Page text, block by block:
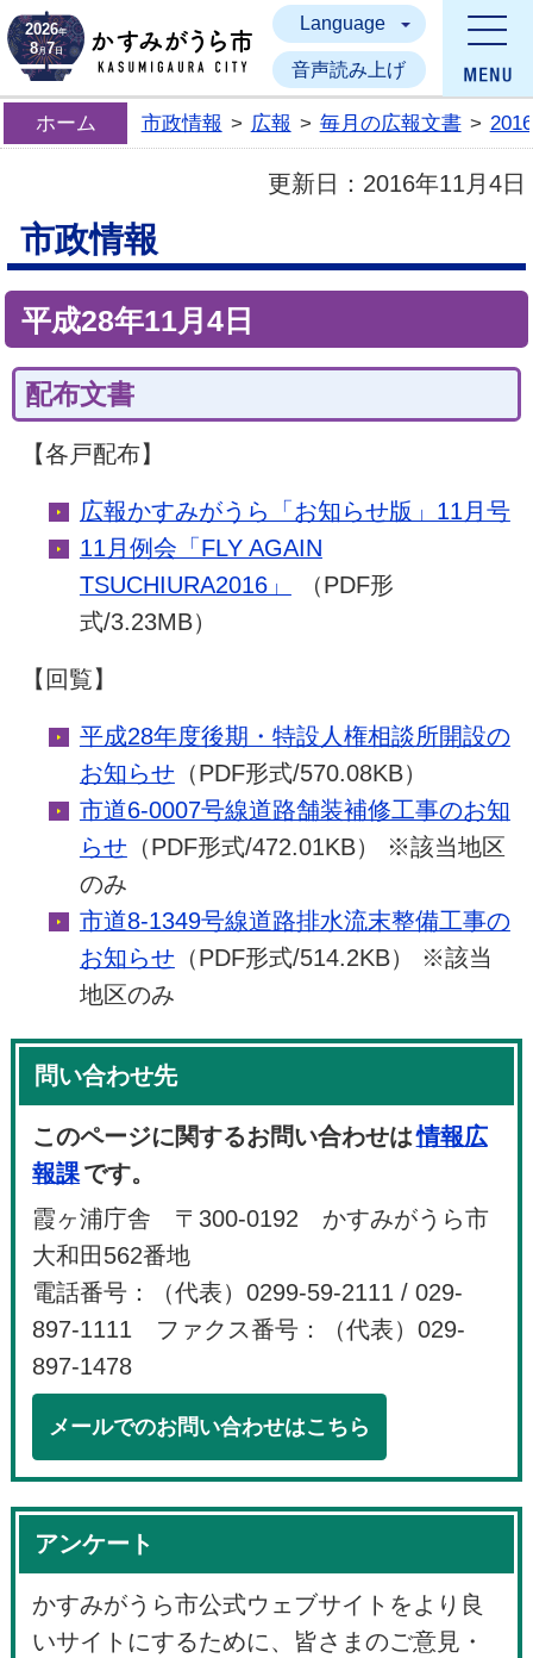
かすみがうら市
2026年
8月7日
Language
音声読み上げ
ホーム 市政情報 > 広報 > 毎月の広報文書 >
更新日： 2016年11月4日
市政情報
平成28年11月4日
配布文書
【各戸配布】
広報かすみがうら「お知らせ版」11月号
11月例会「FLY AGAIN
TSUCHIURA2016」
（PDF形
式/3.23MB）
【回覧】
平成28年度後期・特設人権相談所開設の
お知らせ（PDF形式/570.08KB）
市道6-0007号線道路舗装補修工事のお知
らせ（PDF形式/472.01KB） ※該当地区
のみ
市道8-1349号線道路排水流末整備工事の
お知らせ（PDF形式/514.2KB） ※該当
地区のみ
問い合わせ先
このページに関するお問い合わせは情報広
報課です。
霞ヶ浦庁舎 〒300-0192 かすみがうら市
大和田562番地
電話番号：（代表）0299-59-2111 / 029-
897-1111 ファクス番号：（代表）029-
897-1478
メールでのお問い合わせはこちら
アンケート
かすみがうら市公式ウェブサイトをより良
いサイトにするために、皆さまのご意見・